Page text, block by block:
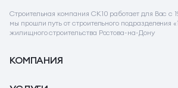
Строительная компания СК10 работает для Вас с
мы прошли путь от строительного подразделения
жилищного строительства Ростова-на-Дону
КОМПАНИЯ
О компании